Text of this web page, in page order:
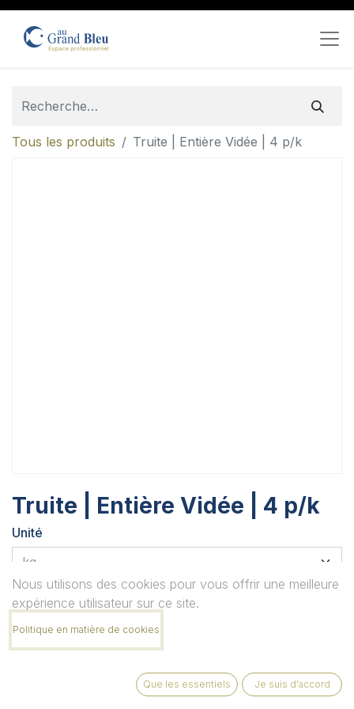
Tous les produits Truite | Entière Vidée | 4 p/k
Truite | Entière Vidée | 4 p/k
Unité
Quantité
Nous utilisons des cookies pour vous offrir une meilleure
expérience utilisateur sur ce site.
Politique en matière de cookies
Que les essentiels Je suis d'accord